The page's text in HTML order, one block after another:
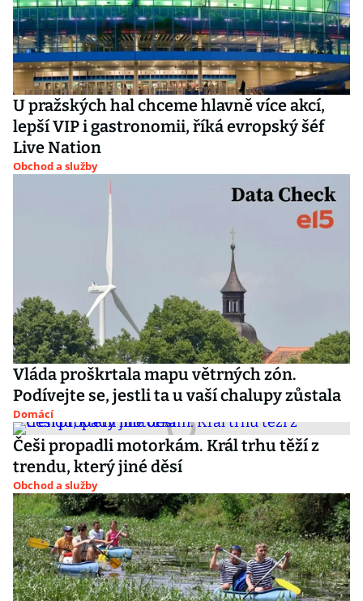
U pražských hal chceme hlavně více akcí,
lepší VIP i gastronomii, říká evropský šéf
Live Nation
Obchod a služby
Vláda proškrtala mapu větrných zón.
Podívejte se, jestli ta u vaší chalupy zůstala
Domácí
Češi propadli motorkám. Král trhu těží z
trendu, který jiné děsí
Obchod a služby